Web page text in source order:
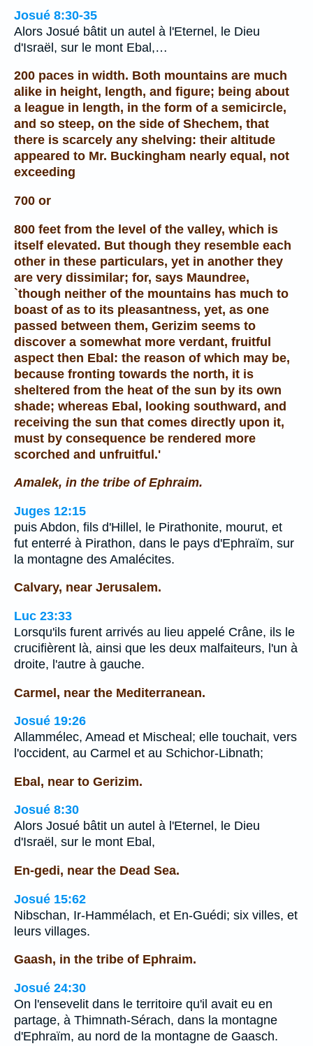
Josué 8:30-35
Alors Josué bâtit un autel à l'Eternel, le Dieu
d'Israël, sur le mont Ebal,…
200 paces in width. Both mountains are much
alike in height, length, and figure; being about
a league in length, in the form of a semicircle,
and so steep, on the side of Shechem, that
there is scarcely any shelving: their altitude
appeared to Mr. Buckingham nearly equal, not
exceeding
700 or
800 feet from the level of the valley, which is
itself elevated. But though they resemble each
other in these particulars, yet in another they
are very dissimilar; for, says Maundree,
`though neither of the mountains has much to
boast of as to its pleasantness, yet, as one
passed between them, Gerizim seems to
discover a somewhat more verdant, fruitful
aspect then Ebal: the reason of which may be,
because fronting towards the north, it is
sheltered from the heat of the sun by its own
shade; whereas Ebal, looking southward, and
receiving the sun that comes directly upon it,
must by consequence be rendered more
scorched and unfruitful.'
Amalek, in the tribe of Ephraim.
Juges 12:15
puis Abdon, fils d'Hillel, le Pirathonite, mourut, et
fut enterré à Pirathon, dans le pays d'Ephraïm, sur
la montagne des Amalécites.
Calvary, near Jerusalem.
Luc 23:33
Lorsqu'ils furent arrivés au lieu appelé Crâne, ils le
crucifièrent là, ainsi que les deux malfaiteurs, l'un à
droite, l'autre à gauche.
Carmel, near the Mediterranean.
Josué 19:26
Allammélec, Amead et Mischeal; elle touchait, vers
l'occident, au Carmel et au Schichor-Libnath;
Ebal, near to Gerizim.
Josué 8:30
Alors Josué bâtit un autel à l'Eternel, le Dieu
d'Israël, sur le mont Ebal,
En-gedi, near the Dead Sea.
Josué 15:62
Nibschan, Ir-Hammélach, et En-Guédi; six villes, et
leurs villages.
Gaash, in the tribe of Ephraim.
Josué 24:30
On l'ensevelit dans le territoire qu'il avait eu en
partage, à Thimnath-Sérach, dans la montagne
d'Ephraïm, au nord de la montagne de Gaasch.